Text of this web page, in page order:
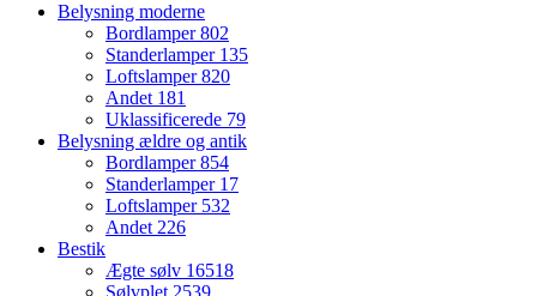
Belysning moderne
Bordlamper802
Standerlamper 135
Loftslamper820
Andet 181
Uklassificerede 79
Belysning ældre og antik
Bordlamper854
Standerlamper 17
Loftslamper 532
Andet226
Bestik
Ægte sølv 16518